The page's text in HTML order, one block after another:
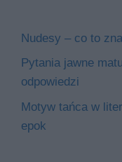
Nudesy – co to
Pytania jawne
odpowiedzi
Motyw tańca w
epok